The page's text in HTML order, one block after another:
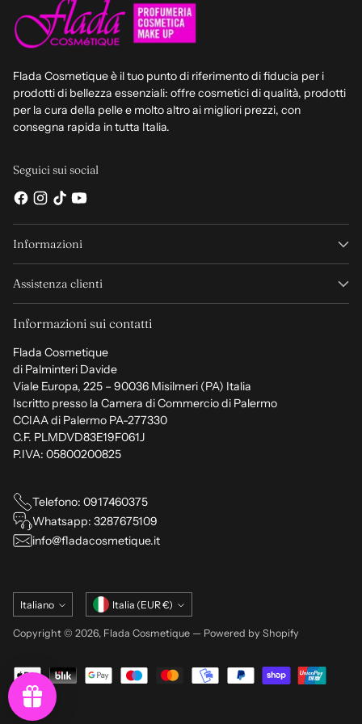
Flada Cosmetique è il tuo punto di riferimento di fiducia per i
prodotti di bellezza essenziali: offre cosmetici di qualità, prodotti
per la cura della pelle e molto altro ai migliori prezzi, con
consegna rapida in tutta Italia.
Seguici sui social
Informazioni
Assistenza clienti
Informazioni sui contatti
Flada Cosmetique
di Palminteri Davide
Viale Europa, 225 – 90036 Misilmeri (PA) Italia
Iscritto presso la Camera di Commercio di Palermo
CCIAA di Palermo PA-277330
C.F. PLMDVD83E19F061J
P.IVA: 05800200825
Telefono: 0917460375
Whatsapp: 3287675109
info@fladacosmetique.it
Lingua
Italiano Valuta Italia (EUR €)
Copyright © 2026, Flada Cosmetique — Powered by Shopify